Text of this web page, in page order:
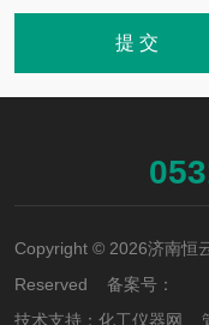
Copyright © 2026济南恒
Reserved 备案号：
技术支持： 化工仪器网